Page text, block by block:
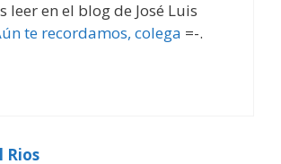
leer en el blog de José Luis
te recordamos, colega =-.
Rios